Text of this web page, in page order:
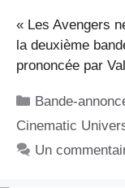
« Les Avengers
la deuxième
prononcée par
Catégories
Bande-
Cinematic
Un